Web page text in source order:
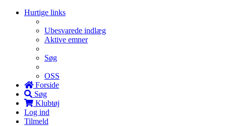
Hurtige links
Ubesvarede indlæg
Aktive emner
Søg
OSS
Forside
Søg
Klubtøj
Log ind
Tilmeld